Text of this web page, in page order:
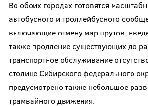
Во обоих городах готовятся
автобусного и троллейбусного
включающие отмену маршрутов,
также продление существующих до
транспортное обслуживание
столице Сибирского федерального
предусмотрено также небольшое
трамвайного движения.